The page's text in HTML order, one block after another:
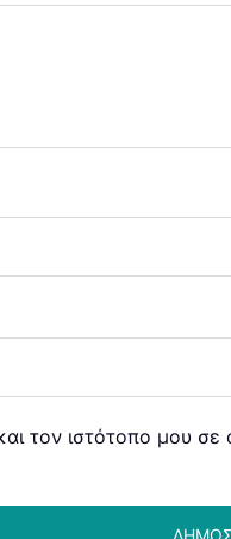
τον ιστότοπο μου